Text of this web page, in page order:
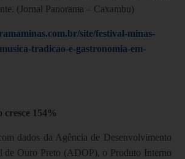
(Jornal Panorama – Caxambu)
site/festival-minas-
tradicao-e-gastronomia-em-
154%
dados da Agência de Desenvolvimento
de Ouro Preto (ADOP), o Produto Interno